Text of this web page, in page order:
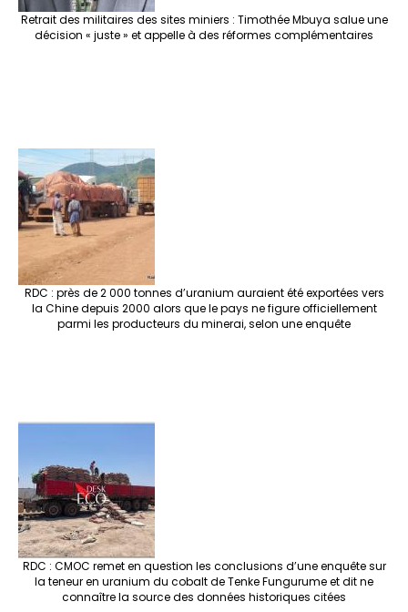
Retrait des militaires des sites miniers : Timothée Mbuya salue une
décision « juste » et appelle à des réformes complémentaires
RDC : près de 2 000 tonnes d’uranium auraient été exportées vers
la Chine depuis 2000 alors que le pays ne figure officiellement
parmi les producteurs du minerai, selon une enquête
RDC : CMOC remet en question les conclusions d’une enquête sur
la teneur en uranium du cobalt de Tenke Fungurume et dit ne
connaître la source des données historiques citées